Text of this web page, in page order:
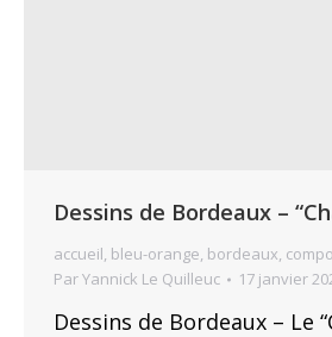
Dessins de Bordeaux –
accueil, bleu-orange, bordeaux,
ParYannick Le Quilleuc 17 janvier
Dessins de Bordeaux – Le